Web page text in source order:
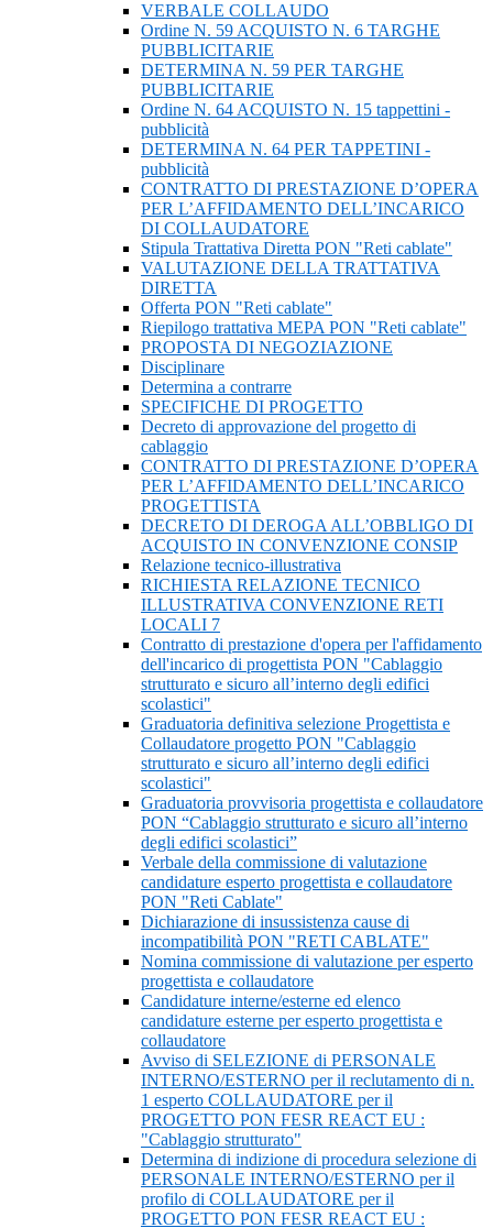
VERBALE COLLAUDO
Ordine N. 59 ACQUISTO N. 6 TARGHE
PUBBLICITARIE
DETERMINA N. 59 PER TARGHE
PUBBLICITARIE
Ordine N. 64 ACQUISTO N. 15 tappettini -
pubblicità
DETERMINA N. 64 PER TAPPETINI -
pubblicità
CONTRATTO DI PRESTAZIONE D’OPERA
PER L’AFFIDAMENTO DELL’INCARICO
DI COLLAUDATORE
Stipula Trattativa Diretta PON "Reti cablate"
VALUTAZIONE DELLA TRATTATIVA
DIRETTA
Offerta PON "Reti cablate"
Riepilogo trattativa MEPA PON "Reti cablate"
PROPOSTA DI NEGOZIAZIONE
Disciplinare
Determina a contrarre
SPECIFICHE DI PROGETTO
Decreto di approvazione del progetto di
cablaggio
CONTRATTO DI PRESTAZIONE D’OPERA
PER L’AFFIDAMENTO DELL’INCARICO
PROGETTISTA
DECRETO DI DEROGA ALL’OBBLIGO DI
ACQUISTO IN CONVENZIONE CONSIP
Relazione tecnico-illustrativa
RICHIESTA RELAZIONE TECNICO
ILLUSTRATIVA CONVENZIONE RETI
LOCALI 7
Contratto di prestazione d'opera per l'affidamento
dell'incarico di progettista PON "Cablaggio
strutturato e sicuro all’interno degli edifici
scolastici"
Graduatoria definitiva selezione Progettista e
Collaudatore progetto PON "Cablaggio
strutturato e sicuro all’interno degli edifici
scolastici"
Graduatoria provvisoria progettista e collaudatore
PON “Cablaggio strutturato e sicuro all’interno
degli edifici scolastici”
Verbale della commissione di valutazione
candidature esperto progettista e collaudatore
PON "Reti Cablate"
Dichiarazione di insussistenza cause di
incompatibilità PON "RETI CABLATE"
Nomina commissione di valutazione per esperto
progettista e collaudatore
Candidature interne/esterne ed elenco
candidature esterne per esperto progettista e
collaudatore
Avviso di SELEZIONE di PERSONALE
INTERNO/ESTERNO per il reclutamento di n.
1 esperto COLLAUDATORE per il
PROGETTO PON FESR REACT EU :
"Cablaggio strutturato"
Determina di indizione di procedura selezione di
PERSONALE INTERNO/ESTERNO per il
profilo di COLLAUDATORE per il
PROGETTO PON FESR REACT EU :